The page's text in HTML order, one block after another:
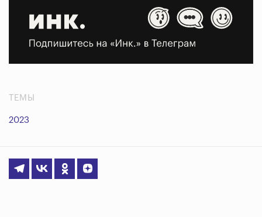
ТЕМЫ
2023